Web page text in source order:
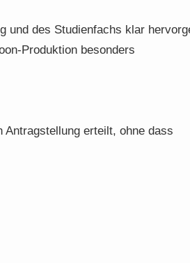
und des Studienfachs klar
Produktion besonders
Antragstellung erteilt, ohne dass